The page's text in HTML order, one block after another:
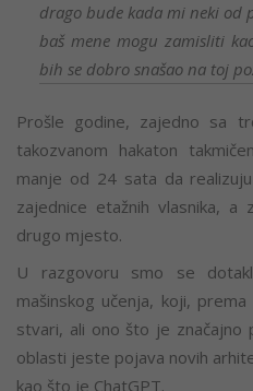
drago bude kada mi neki od
baš mene mogu zamisliti
bih se dobro snašao na toj
Prošle godine, zajedno sa
takozvanom hakaton
manje od 24 sata da
zajednice etažnih vlasnika, a
drugo mjesto.
U razgovoru smo se
mašinskog učenja, koji,
stvari, ali ono što je značajno
oblasti jeste pojava novih
kao što je ChatGPT.